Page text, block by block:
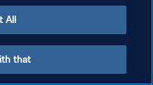
All
that